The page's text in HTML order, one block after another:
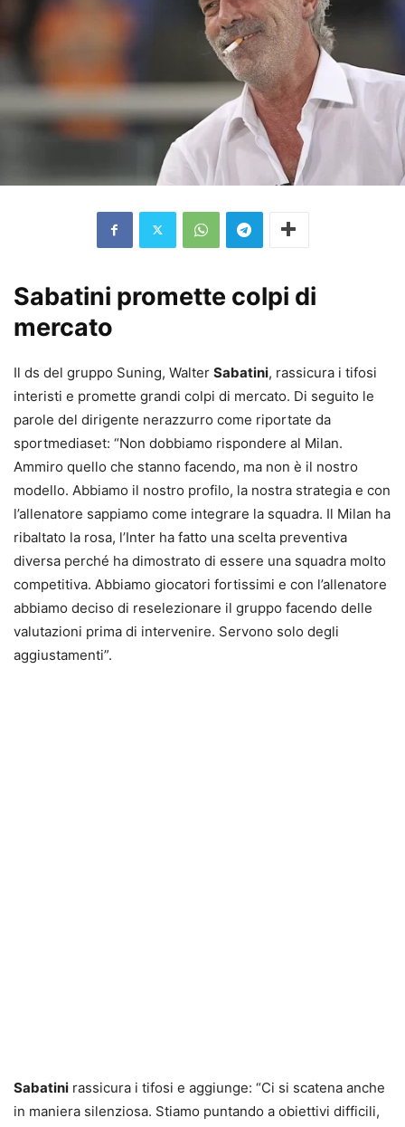
Sabatini promette colpi di
mercato
Il ds del gruppo Suning, Walter Sabatini, rassicura i tifosi
interisti e promette grandi colpi di mercato. Di seguito le
parole del dirigente nerazzurro come riportate da
sportmediaset: “Non dobbiamo rispondere al Milan.
Ammiro quello che stanno facendo, ma non è il nostro
modello. Abbiamo il nostro profilo, la nostra strategia e con
l’allenatore sappiamo come integrare la squadra. Il Milan ha
ribaltato la rosa, l’Inter ha fatto una scelta preventiva
diversa perché ha dimostrato di essere una squadra molto
competitiva. Abbiamo giocatori fortissimi e con l’allenatore
abbiamo deciso di reselezionare il gruppo facendo delle
valutazioni prima di intervenire. Servono solo degli
aggiustamenti”.
Sabatini rassicura i tifosi e aggiunge: “Ci si scatena anche
in maniera silenziosa. Stiamo puntando a obiettivi difficili,